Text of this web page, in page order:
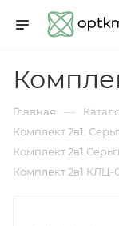
Главная —
Комплект 2в1:
Комплект
Комплект 2в1 КЛЦ-